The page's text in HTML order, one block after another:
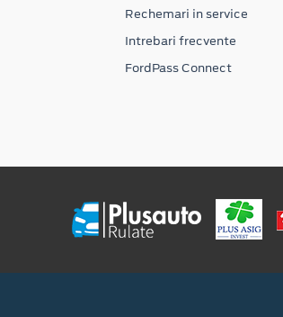
Rechemari in service
Intrebari frecvente
FordPass Connect